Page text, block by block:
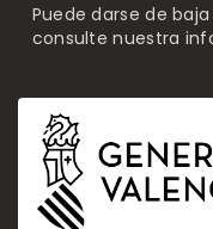
Puede darse de
consulte nuestra